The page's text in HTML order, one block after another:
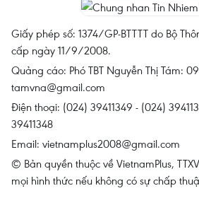
Giấy phép số: 1374/GP-BTTTT do Bộ
cấp ngày 11/9/2008.
Quảng cáo: Phó TBT Nguyễn Thị Tám:
tamvna@gmail.com
Điện thoại: (024) 39411349 - (024)
39411348
Email: vietnamplus2008@gmail.com
© Bản quyền thuộc về VietnamPlus,
mọi hình thức nếu không có sự chấp